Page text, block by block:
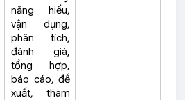
năng hiểu,
vận dụng,
phân tích,
đánh giá,
tổng hợp,
báo cáo, đề
xuất, tham